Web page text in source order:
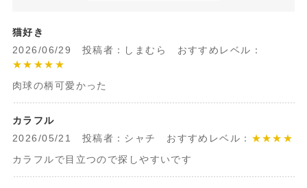
猫好き
2026/06/29 投稿者：しまむら おすすめレベル：
★★★★★
肉球の柄可愛かった
カラフル
2026/05/21 投稿者：シャチ おすすめレベル： ★★★★
カラフルで目立つので探しやすいです